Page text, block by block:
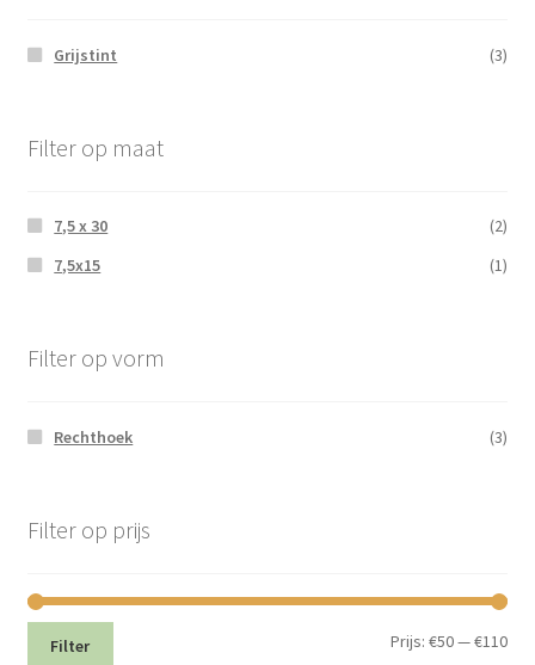
Grijstint (3)
Filter op maat
7,5 x 30
(2)
7,5x15
(1)
Filter op vorm
Rechthoek (3)
Filter op prijs
Min.
Filter Prijs:€50—€110